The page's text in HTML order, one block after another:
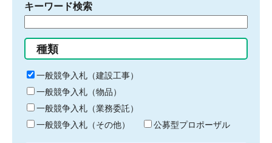
キーワード検索
る
キ
ー
ワ
ー
ド
種類
一般競争入札（建設工事）
一般競争入札（物品）
一般競争入札（業務委託）
一般競争入札（その他）
公募型プロポーザル